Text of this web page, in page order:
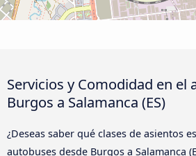
Servicios y Comodidad en el
Burgos a Salamanca (ES)
¿Deseas saber qué clases de asientos
autobuses desde Burgos a Salamanca